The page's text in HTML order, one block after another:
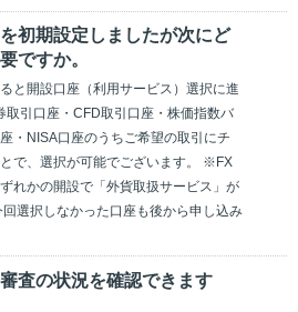
初期設定しましたが次にど
ですか。
と開設口座（利用サービス）選択に進
取引口座・CFD取引口座・株価指数バ
・NISA口座のうちご希望の取引にチ
で、選択が可能でございます。 ※FX
れかの開設で「外貨取扱サービス」が
選択しなかった口座も後から申し込み
査の状況を確認できます